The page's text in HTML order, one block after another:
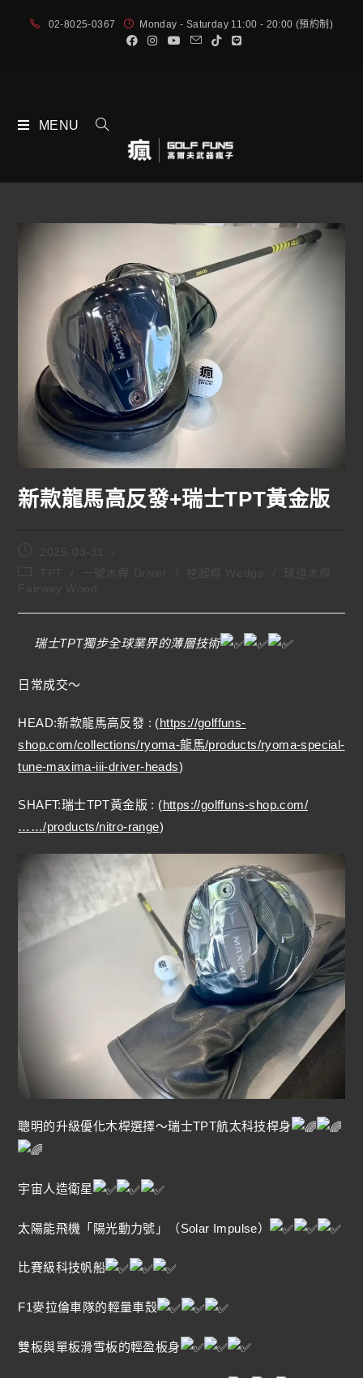
02-8025-0367 Monday - Saturday 11:00 - 20:00 (預約制)
MENU
新款龍馬高反發+瑞士TPT黃金版
2025-03-31
挖起桿 Wedge
Fairway Wood
瑞士TPT獨步全球業界的薄層技術
日常成交～
HEAD:新款龍馬高反發 : (https://golffuns-
shop.com/collections/ryoma-龍馬/products/ryoma-special-
tune-maxima-iii-driver-heads)
SHAFT:瑞士TPT黃金版 : (https://golffuns-shop.com/
……/products/nitro-range)
聰明的升級優化木桿選擇～瑞士TPT航太科技桿身
宇宙人造衛星
太陽能飛機「陽光動力號」（Solar Impulse）
比賽級科技帆船
F1麥拉倫車隊的輕量車殼
雙板與單板滑雪板的輕盈板身